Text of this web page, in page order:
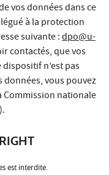
vos données dans ce
à la protection
suivante :dpo@u-
contactés, que vos
n’est pas
vous pouvez
Commission nationale
est interdite.